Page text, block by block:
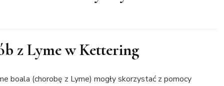
z Lyme w Kettering
boala (chorobę z Lyme) mogły skorzystać z pomocy